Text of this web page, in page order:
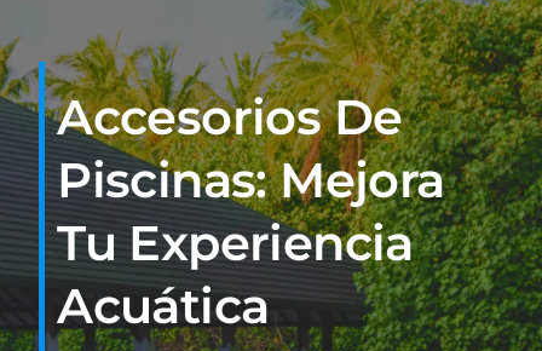
PISCINAS
SPA
REFORMAS
BLOG
Accesorios De
Piscinas: Mejora
Tu Experiencia
Acuática